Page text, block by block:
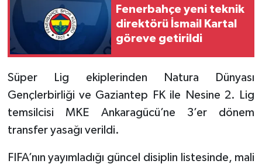
Fenerbahçe yeni teknik
direktörü İsmail Kartal
göreve getirildi
Süper Lig ekiplerinden Natura Dünyası
Gençlerbirliği ve Gaziantep FK ile Nesine 2. Lig
temsilcisi MKE Ankaragücü’ne 3’er dönem
transfer yasağı verildi.
FIFA’nın yayımladığı güncel disiplin listesinde, mali